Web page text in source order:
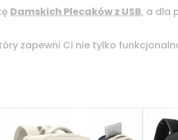
Damskich Plecaków z USB, a dla
zapewni Ci nie tylko